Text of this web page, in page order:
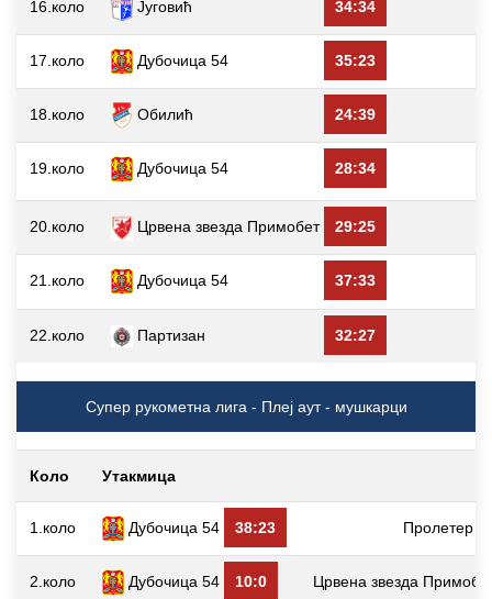
16.коло Југовић 34:34
17.коло Дубочица 54 35:23
18.коло Обилић 24:39
19.коло Дубочица 54 28:34
20.коло Црвена звезда Примобет 29:25
21.коло Дубочица 54 37:33
22.коло Партизан 32:27
Супер рукометна лига - Плеј аут - мушкарци
Коло Утакмица
1.коло Дубочица 54 38:23 Пролетер
2.коло Дубочица 54 10:0 Црвена звезда